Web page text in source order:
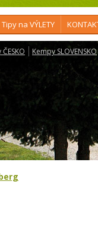
Tipy na VÝLETY
Kempy SLOVENSKO